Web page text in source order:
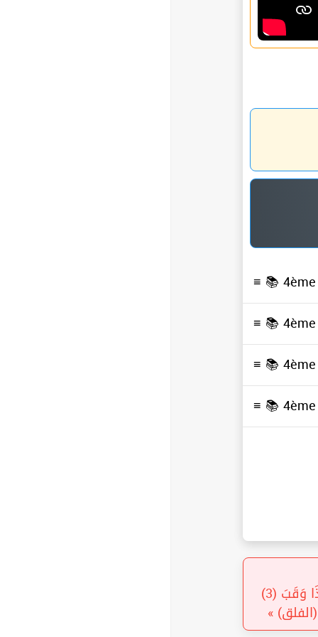
≡ 📚
≡ 📚
≡ 📚
≡ 📚
« قُلْ أَعُوذُ بِرَبِّ الْفَلَقِ (1) مِنْ شَرِّ مَا خَلَقَ (2) وَمِنْ شَرِّ غَاسِقٍ إِذَا وَقَبَ (3)